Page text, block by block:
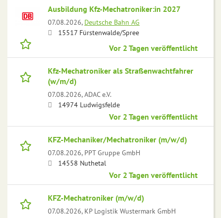
Ausbildung Kfz-Mechatroniker:in 2027
07.08.2026, Deutsche Bahn AG
15517 Fürstenwalde/Spree
Vor 2 Tagen veröffentlicht
Kfz-Mechatroniker als Straßenwachtfahrer
(w/m/d)
07.08.2026,ADAC e.V.
14974 Ludwigsfelde
Vor 2 Tagen veröffentlicht
KFZ-Mechaniker/Mechatroniker (m/w/d)
07.08.2026, PPT Gruppe GmbH
14558 Nuthetal
Vor 2 Tagen veröffentlicht
KFZ-Mechatroniker (m/w/d)
07.08.2026, KP Logistik Wustermark GmbH